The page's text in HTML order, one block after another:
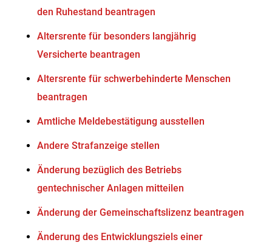
den Ruhestand beantragen
Altersrente für besonders langjährig
Versicherte beantragen
Altersrente für schwerbehinderte Menschen
beantragen
Amtliche Meldebestätigung ausstellen
Andere Strafanzeige stellen
Änderung bezüglich des Betriebs
gentechnischer Anlagen mitteilen
Änderung der Gemeinschaftslizenz beantragen
Änderung des Entwicklungsziels einer